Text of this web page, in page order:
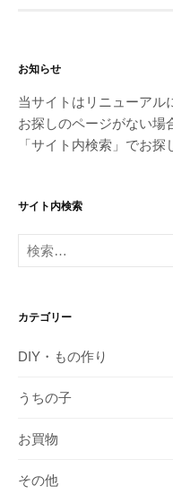
お知らせ
当サイトはリニューアル
お探しのページがない場
「サイト内検索」でお探
サイト内検索
検
索:
カテゴリー
DIY・もの作り
うちの子
お買物
その他